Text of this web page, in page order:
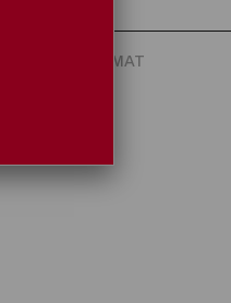
KARGO & TESLIMAT